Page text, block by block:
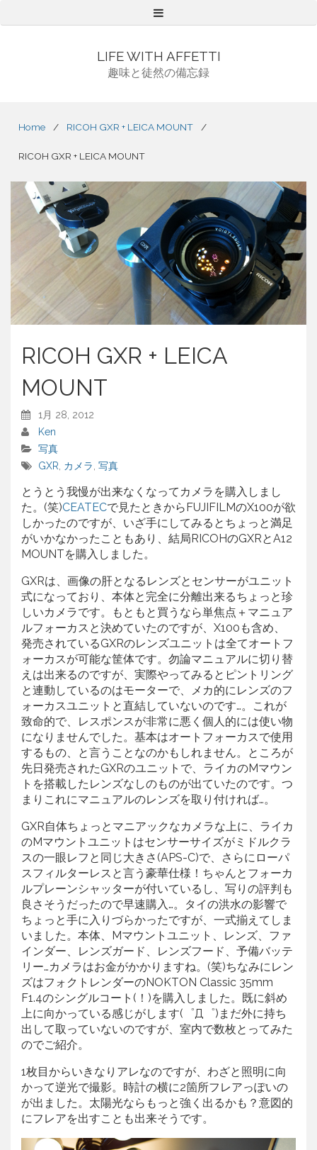
Menu
LIFE WITH AFFETTI
趣味と徒然の備忘録
Home / RICOH GXR + LEICA MOUNT /
RICOH GXR + LEICA MOUNT
RICOH GXR + LEICA
MOUNT
1月 28, 2012
Ken
写真
GXR カメラ 写真
とうとう我慢が出来なくなってカメラを購入しまし
た。(笑)CEATECで見たときからFUJIFILMのX100が欲
しかったのですが、いざ手にしてみるとちょっと満足
がいかなかったこともあり、結局RICOHのGXRとA12
MOUNTを購入しました。
GXRは、画像の肝となるレンズとセンサーがユニット
式になっており、本体と完全に分離出来るちょっと珍
しいカメラです。もともと買うなら単焦点＋マニュア
ルフォーカスと決めていたのですが、X100も含め、
発売されているGXRのレンズユニットは全てオートフ
ォーカスが可能な筐体です。勿論マニュアルに切り替
えは出来るのですが、実際やってみるとピントリング
と連動しているのはモーターで、メカ的にレンズのフ
ォーカスユニットと直結していないのです…。これが
致命的で、レスポンスが非常に悪く個人的には使い物
になりませんでした。基本はオートフォーカスで使用
するもの、と言うことなのかもしれません。ところが
先日発売されたGXRのユニットで、ライカのMマウン
トを搭載したレンズなしのものが出ていたのです。つ
まりこれにマニュアルのレンズを取り付ければ…。
GXR自体ちょっとマニアックなカメラな上に、ライカ
のMマウントユニットはセンサーサイズがミドルクラ
スの一眼レフと同じ大きさ(APS-C)で、さらにローパ
スフィルターレスと言う豪華仕様！ちゃんとフォーカ
ルプレーンシャッターが付いているし、写りの評判も
良さそうだったので早速購入…。タイの洪水の影響で
ちょっと手に入りづらかったですが、一式揃えてしま
いました。本体、Mマウントユニット、レンズ、ファ
インダー、レンズガード、レンズフード、予備バッテ
リー…カメラはお金がかかりますね。(笑)ちなみにレン
ズはフォクトレンダーのNOKTON Classic 35mm
F1.4のシングルコート(！)を購入しました。既に斜め
上に向かっている感じがします(゜Д゜)まだ外に持ち
出して取っていないのですが、室内で数枚とってみた
のでご紹介。
1枚目からいきなりアレなのですが、わざと照明に向
かって逆光で撮影。時計の横に2箇所フレアっぽいの
が出ました。太陽光ならもっと強く出るかも？意図的
にフレアを出すことも出来そうです。